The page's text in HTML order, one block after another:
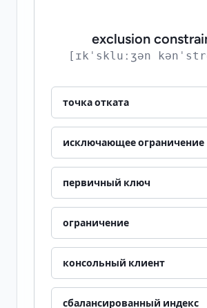
exclusion
[ɪkˈskluːʒən
точка отката
исключающее ограничение
первичный ключ
ограничение
консольный клиент
сбалансированный индекс